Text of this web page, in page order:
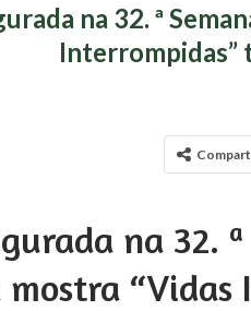
na 32. ª
Interrompidas”
na 32.
mostra